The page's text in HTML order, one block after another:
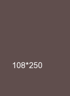
108*250